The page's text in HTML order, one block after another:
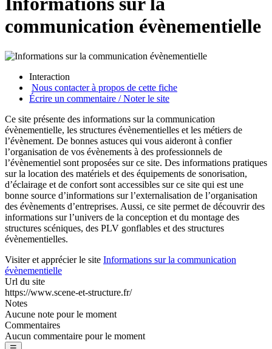
communication évènementielle
Interaction
Nous contacter à propos de cette fiche
Écrire un commentaire / Noter le site
Ce site présente des informations sur la communication
évènementielle, les structures évènementielles et les métiers de
l’évènement. De bonnes astuces qui vous aideront à confier
l’organisation de vos évènements à des professionnels de
l’évènementiel sont proposées sur ce site. Des informations pratiques
sur la location des matériels et des équipements de sonorisation,
d’éclairage et de confort sont accessibles sur ce site qui est une
bonne source d’informations sur l’externalisation de l’organisation
des évènements d’entreprises. Aussi, ce site permet de découvrir des
informations sur l’univers de la conception et du montage des
structures scéniques, des PLV gonflables et des structures
évènementielles.
Visiter et apprécier le site Informations sur la communication
évènementielle
Url du site
https://www.scene-et-structure.fr/
Notes
Aucune note pour le moment
Commentaires
Aucun commentaire pour le moment